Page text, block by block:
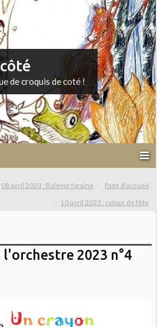
de croquis de coté !
08 avril 2023 : Baleine foraine Page d'accueil
10 avril 2023 : retour de fête
l'orchestre 2023 n°4